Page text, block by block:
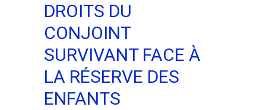
DROITS DU
CONJOINT
SURVIVANT FACE À
LA RÉSERVE DES
ENFANTS